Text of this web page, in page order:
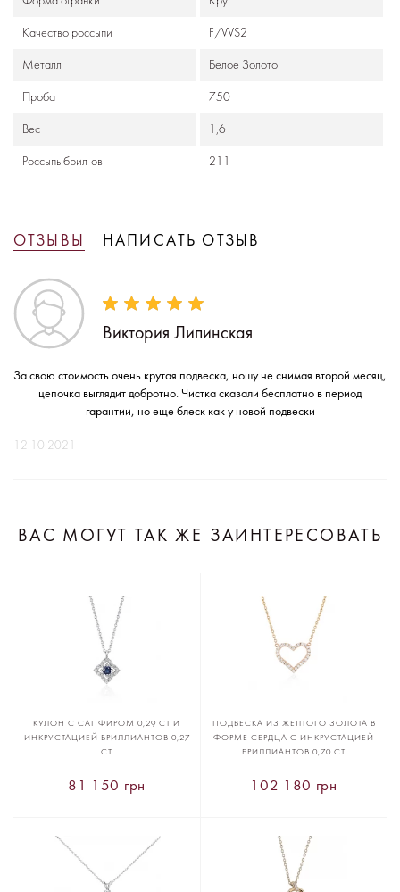
Качество россыпи F/VVS2
Металл Белое Золото
Проба 750
Вес 1,6
Россыпь брил-ов 211
ОТЗЫВЫ НАПИСАТЬ ОТЗЫВ
Виктория Липинская
За свою стоимость очень крутая подвеска, ношу не снимая второй месяц,
цепочка выглядит добротно. Чистка сказали бесплатно в период
гарантии, но еще блеск как у новой подвески
12.10.2021
ВАС МОГУТ ТАК ЖЕ ЗАИНТЕРЕСОВАТЬ
КУЛОН С САПФИРОМ 0,29 CT И
ИНКРУСТАЦИЕЙ БРИЛЛИАНТОВ 0,27
CT
81 150 грн
ПОДВЕСКА ИЗ ЖЕЛТОГО ЗОЛОТА В
ФОРМЕ СЕРДЦА С ИНКРУСТАЦИЕЙ
БРИЛЛИАНТОВ 0,70 CT
102 180 грн